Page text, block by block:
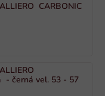
CARBONIC
- černá vel. 53 - 57